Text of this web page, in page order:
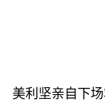
美利坚亲自下